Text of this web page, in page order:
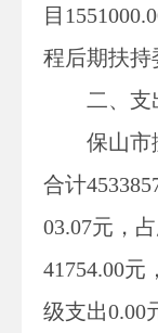
目
程后期扶持
二、支
保山市
合计
03.07元，
41754.00元
级支出0.00